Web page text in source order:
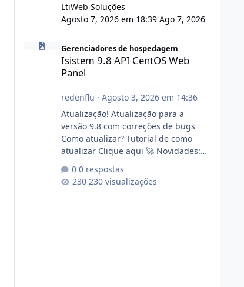
LtiWeb Soluções
Agosto 7, 2026 em 18:39 Ago 7, 2026
Isistem 9.8 API CentOS Web Panel
Gerenciadores de hospedagem
Isistem 9.8 API CentOS Web
Panel
redenflu · Agosto 3, 2026 em 14:36
Atualização! Atualização para a
versão 9.8 com correções de bugs
Como atualizar? Tutorial de como
atualizar Clique aqui 🚀 Novidades:
publico para consulta de sub.dominio
autorizado a usasr o isistem:
0 respostas
230 visualizações